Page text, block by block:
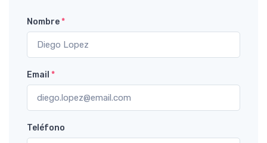
Nombre*
Email *
Teléfono